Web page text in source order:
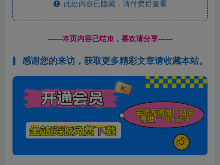
此处内容已隐藏，请付费后查看
------本页内容已结束，喜欢请分享------
感谢您的来访，获取更多精彩文章请收藏本站。